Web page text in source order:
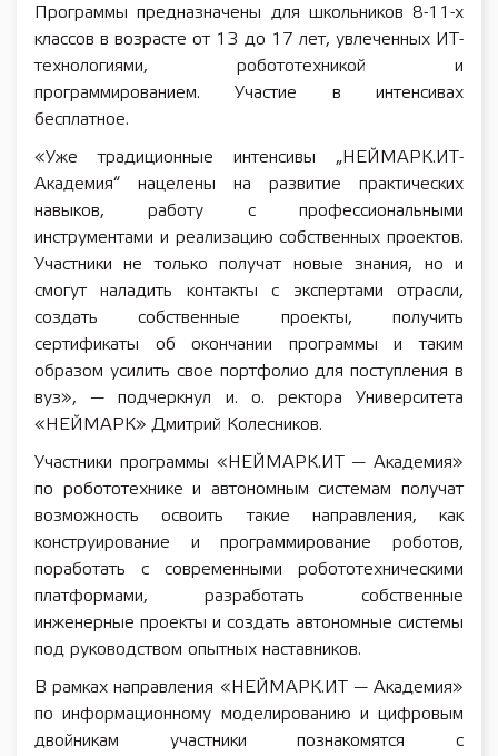
Программы предназначены для школьников 8-11-х
классов в возрасте от 13 до 17 лет, увлеченных ИТ-
технологиями, робототехникой и
программированием. Участие в интенсивах
бесплатное.
«Уже традиционные интенсивы „НЕЙМАРК.ИТ-
Академия“ нацелены на развитие практических
навыков, работу с профессиональными
инструментами и реализацию собственных проектов.
Участники не только получат новые знания, но и
смогут наладить контакты с экспертами отрасли,
создать собственные проекты, получить
сертификаты об окончании программы и таким
образом усилить свое портфолио для поступления в
вуз», — подчеркнул и. о. ректора Университета
«НЕЙМАРК» Дмитрий Колесников.
Участники программы «НЕЙМАРК.ИТ — Академия»
по робототехнике и автономным системам получат
возможность освоить такие направления, как
конструирование и программирование роботов,
поработать с современными робототехническими
платформами, разработать собственные
инженерные проекты и создать автономные системы
под руководством опытных наставников.
В рамках направления «НЕЙМАРК.ИТ — Академия»
по информационному моделированию и цифровым
двойникам участники познакомятся с